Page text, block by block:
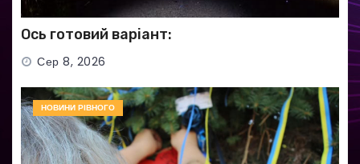
Ось готовий варіант:
Сер 8, 2026
НОВИНИ РІВНОГО